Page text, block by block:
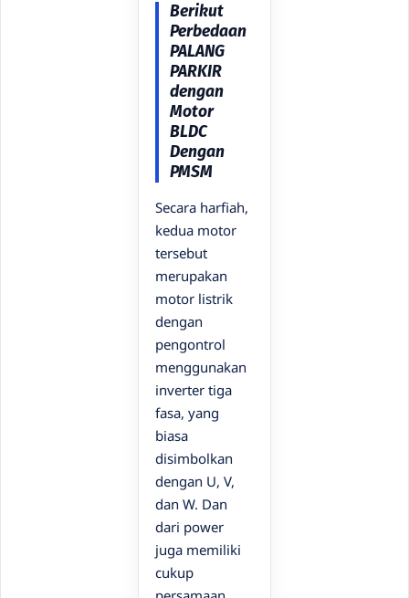
Berikut
Perbedaan
PALANG
PARKIR
dengan
Motor
BLDC
Dengan
PMSM
Secara harfiah,
kedua motor
tersebut
merupakan
motor listrik
dengan
pengontrol
menggunakan
inverter tiga
fasa, yang
biasa
disimbolkan
dengan U, V,
dan W. Dan
dari power
juga memiliki
cukup